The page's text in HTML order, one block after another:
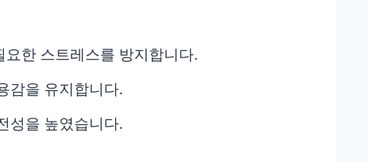
한 스트레스를 방지합니다.
감을 유지합니다.
성을 높였습니다.